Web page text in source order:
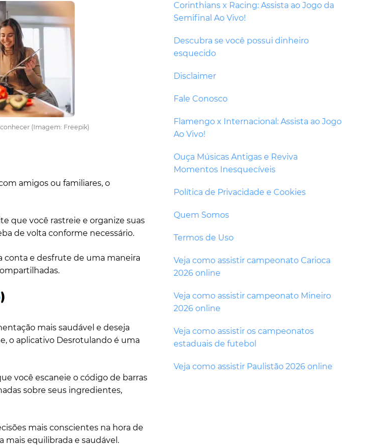
(Imagem: Freepik)
amigos ou familiares, o
que você rastreie e organize suas
de volta conforme necessário.
conta e desfrute de uma maneira
)
mais saudável e deseja
o aplicativo Desrotulando é uma
você escaneie o código de barras
sobre seus ingredientes,
mais conscientes na hora de
mais equilibrada e saudável.
Corinthians x Racing: Assista ao Jogo da
Semifinal Ao Vivo!
Descubra se você possui dinheiro
esquecido
Disclaimer
Fale Conosco
Flamengo x Internacional: Assista ao Jogo
Ao Vivo!
Ouça Músicas Antigas e Reviva
Momentos Inesquecíveis
Política de Privacidade e Cookies
Quem Somos
Termos de Uso
Veja como assistir campeonato Carioca
2026 online
Veja como assistir campeonato Mineiro
2026 online
Veja como assistir os campeonatos
estaduais de futebol
Veja como assistir Paulistão 2026 online